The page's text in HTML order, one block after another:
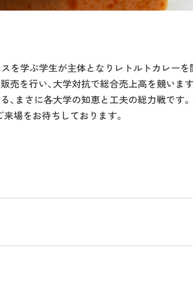
を学ぶ学生が主体となりレトルトカレー
を行い、大学対抗で総合売上高を競いま
まさに各大学の知恵と工夫の総力戦です
場をお待ちしております。